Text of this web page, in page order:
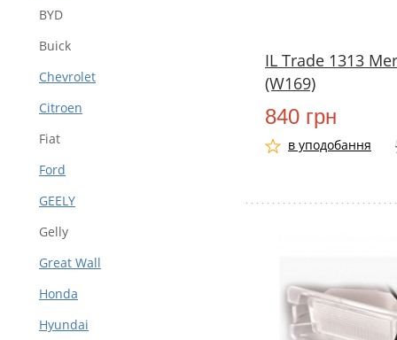
BYD
Buick
Chevrolet
Citroen
Fiat
Ford
GEELY
Gelly
Great Wall
Honda
Hyundai
IL Trade 1313
(W169)
840 грн
в уподобання